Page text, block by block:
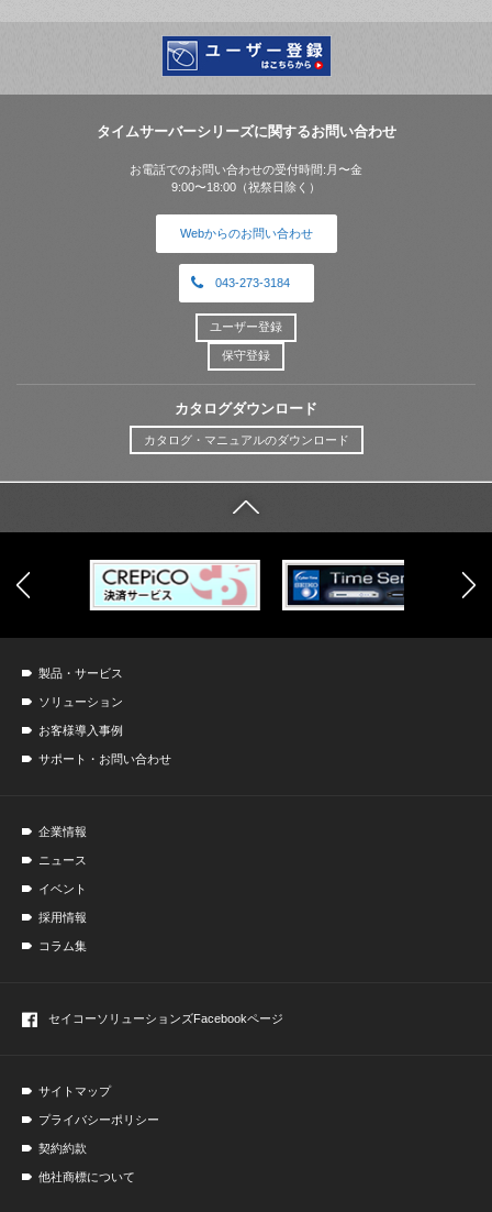
タイムサーバーシリーズに関するお問い合わせ
お電話でのお問い合わせの受付時間:月〜金
9:00〜18:00（祝祭日除く）
Webからのお問い合わせ
043-273-3184
ユーザー登録
保守登録
カタログダウンロード
カタログ・マニュアルのダウンロード
製品・サービス
ソリューション
お客様導入事例
サポート・お問い合わせ
企業情報
ニュース
イベント
採用情報
コラム集
セイコーソリューションズFacebookページ
サイトマップ
プライバシーポリシー
契約約款
他社商標について